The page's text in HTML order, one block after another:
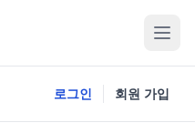
로그인 회원 가입